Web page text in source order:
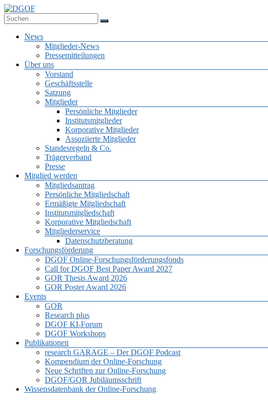
Zum
Inhalt
springen
Deutsche Gesellschaft für Online-Forschung e.V.
Menü
News
Mitglieder-News
Pressemitteilungen
Über uns
Vorstand
Geschäftsstelle
Satzung
Mitglieder
Persönliche Mitglieder
Institutsmitglieder
Korporative Mitglieder
Assoziierte Mitglieder
Standesregeln & Co.
Trägerverband
Presse
Mitglied werden
Mitgliedsantrag
Persönliche Mitgliedschaft
Ermäßigte Mitgliedschaft
Institutsmitgliedschaft
Korporative Mitgliedschaft
Mitgliederservice
Datenschutzberatung
Forschungsförderung
DGOF Online-Forschungsförderungsfonds
Call for DGOF Best Paper Award 2027
GOR Thesis Award 2026
GOR Poster Award 2026
Events
GOR
Research plus
DGOF KI-Forum
DGOF Workshops
Publikationen
research GARAGE – Der DGOF Podcast
Kompendium der Online-Forschung
Neue Schriften zur Online-Forschung
DGOF/GOR Jubiläumsschrift
Wissensdatenbank der Online-Forschung